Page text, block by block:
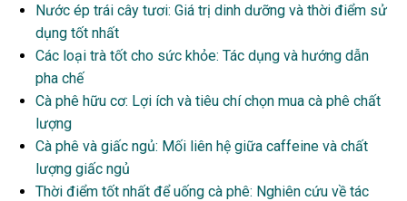
Nước ép trái cây tươi: Giá trị dinh dưỡng và thời điểm sử
dụng tốt nhất
Các loại trà tốt cho sức khỏe: Tác dụng và hướng dẫn
pha chế
Cà phê hữu cơ: Lợi ích và tiêu chí chọn mua cà phê chất
lượng
Cà phê và giấc ngủ: Mối liên hệ giữa caffeine và chất
lượng giấc ngủ
Thời điểm tốt nhất để uống cà phê: Nghiên cứu về tác